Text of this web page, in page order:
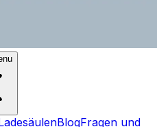
BlogFragen und